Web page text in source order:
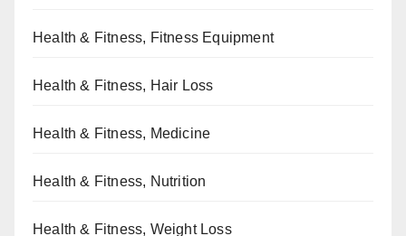
Health & Fitness, Fitness Equipment
Health & Fitness, Hair Loss
Health & Fitness, Medicine
Health & Fitness, Nutrition
Health & Fitness, Weight Loss